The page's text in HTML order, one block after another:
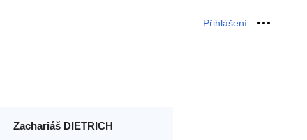
Přihlášení Osobní
Zachariáš DIETRICH